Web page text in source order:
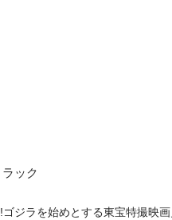
ック
ジラを始めとする東宝特撮映